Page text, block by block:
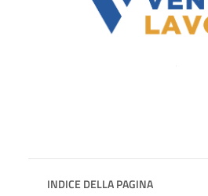
INDICE DELLA PAGINA